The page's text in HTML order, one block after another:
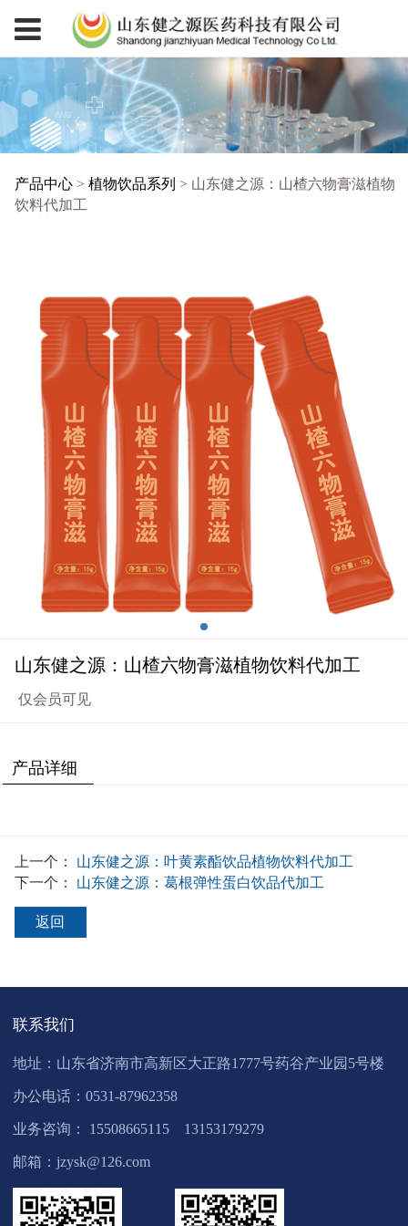
山东健之源：山楂六物
产品中心> 植物饮品系列 > 山东健之源：山楂六物膏滋植物
饮料代加工
山东健之源：山楂六物膏滋植物饮料代加工
仅会员可见
产品详细
上一个： 山东健之源：叶黄素酯饮品植物饮料代加工
下一个： 山东健之源：葛根弹性蛋白饮品代加工
返回
联系我们
地址：山东省济南市高新区大正路1777号药谷产业园5号楼
办公电话：0531-87962358
业务咨询： 15508665115 13153179279
邮箱：jzysk@126.com